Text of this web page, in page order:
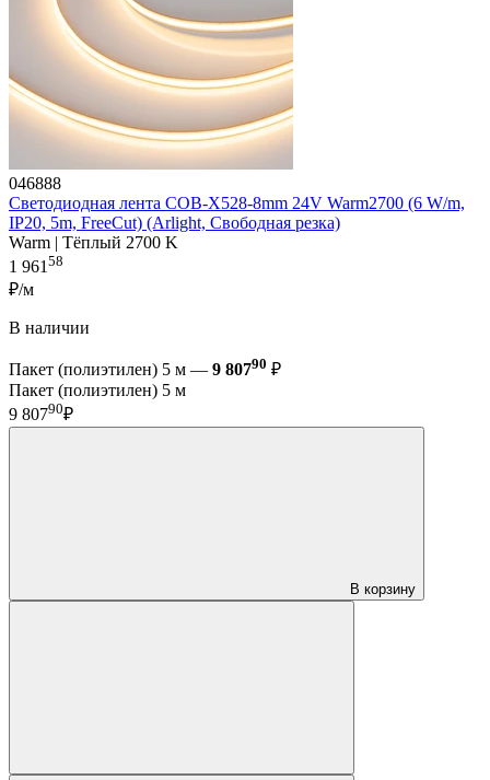
046888
Светодиодная лента COB-X528-8mm 24V Warm2700 (6 W/m,
IP20, 5m, FreeCut) (Arlight, Свободная резка)
Warm | Тёплый 2700 K
1 961 58
₽/м
В наличии
Пакет (полиэтилен) 5 м — 9 80790 ₽
Пакет (полиэтилен) 5 м
9 80790₽
В корзину